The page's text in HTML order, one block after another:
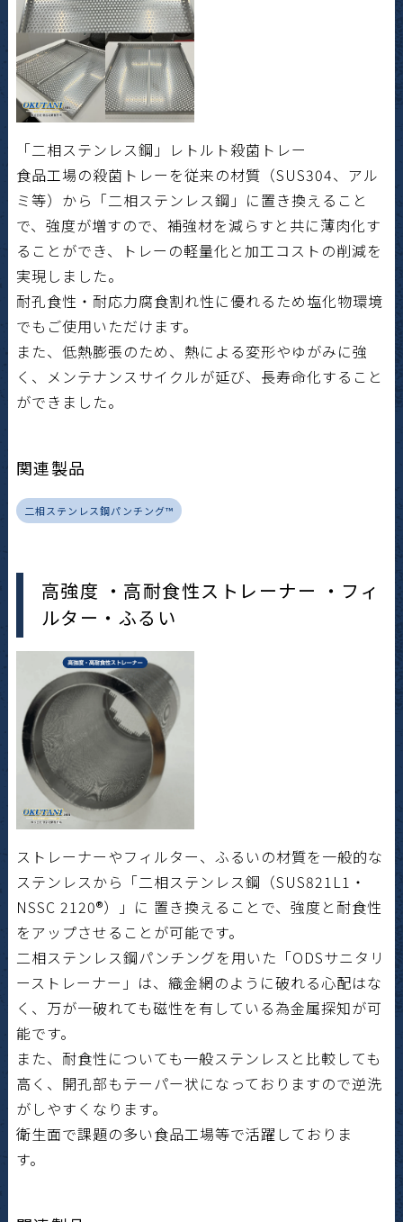
「二相ステンレス鋼」レトルト殺菌トレー
食品工場の殺菌トレーを従来の材質（SUS304、アル
ミ等）から「二相ステンレス鋼」に置き換えること
で、強度が増すので、補強材を減らすと共に薄肉化す
ることができ、トレーの軽量化と加工コストの削減を
実現しました。
耐孔食性・耐応力腐食割れ性に優れるため塩化物環境
でもご使用いただけます。
また、低熱膨張のため、熱による変形やゆがみに強
く、メンテナンスサイクルが延び、長寿命化すること
ができました。
関連製品
二相ステンレス鋼パンチング™
高強度 ・高耐食性ストレーナー ・フィ
ルター・ふるい
ストレーナーやフィルター、ふるいの材質を一般的な
ステンレスから「二相ステンレス鋼（SUS821L1・
NSSC 2120®）」に 置き換えることで、強度と耐食性
をアップさせることが可能です。
二相ステンレス鋼パンチングを用いた「ODSサニタリ
ーストレーナー」は、織金網のように破れる心配はな
く、万が一破れても磁性を有している為金属探知が可
能です。
また、耐食性についても一般ステンレスと比較しても
高く、開孔部もテーパー状になっておりますので逆洗
がしやすくなります。
衛生面で課題の多い食品工場等で活躍しておりま
す。